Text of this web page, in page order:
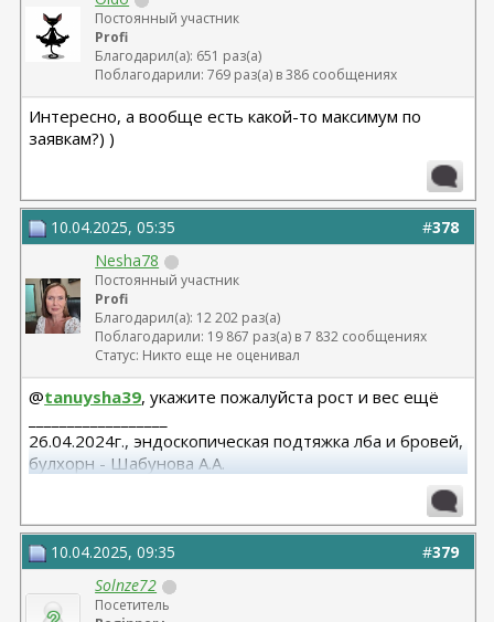
Постоянный участник
Profi
Благодарил(а): 651 раз(а)
Поблагодарили: 769 раз(а) в 386 сообщениях
Интересно, а вообще есть какой-то максимум по
заявкам?) )
#378
10.04.2025, 05:35
Nesha78
Постоянный участник
Profi
Благодарил(а): 12 202 раз(а)
Поблагодарили: 19 867 раз(а) в 7 832 сообщениях
Статус: Никто еще не оценивал
@tanuysha39, укажите пожалуйста рост и вес ещё
26.04.2024г., эндоскопическая подтяжка лба и бровей,
булхорн - Шабунова А.А.
06.12.2024г., бодилифт, липофилинг ягодиц, редукция
22.09.2025г. брахио пластика+торсопластика -
Бабикова М.А.
06.01.2026г. феморо пластика+липо ног - Бабикова
М.А.
#379
10.04.2025, 09:35
Solnze72
Посетитель